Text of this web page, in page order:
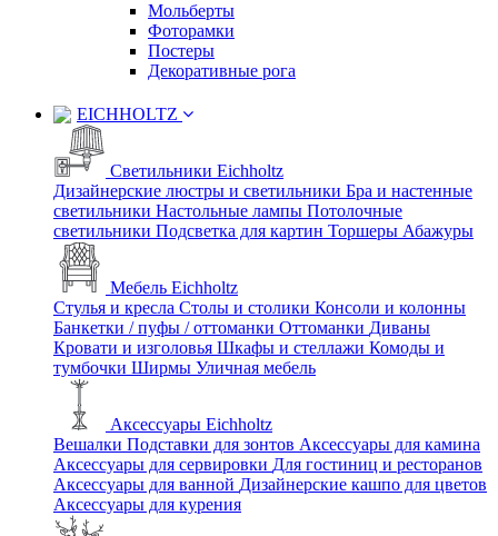
Мольберты
Фоторамки
Постеры
Декоративные рога
EICHHOLTZ
Светильники Eichholtz
Дизайнерские люстры и светильники Бра и настенные
светильники Настольные лампы Потолочные
светильники Подсветка для картин Торшеры Абажуры
Мебель Eichholtz
Стулья и кресла Столы и столики Консоли и колонны
Банкетки / пуфы / оттоманки Оттоманки Диваны
Кровати и изголовья Шкафы и стеллажи Комоды и
тумбочки Ширмы Уличная мебель
Аксессуары Eichholtz
Вешалки Подставки для зонтов Аксессуары для камина
Аксессуары для сервировки Для гостиниц и ресторанов
Аксессуары для ванной Дизайнерские кашпо для цветов
Аксессуары для курения